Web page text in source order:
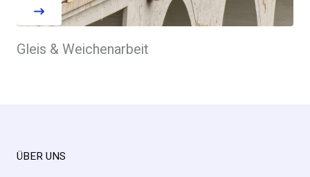
Gleis & Weichenarbeit
ÜBER UNS